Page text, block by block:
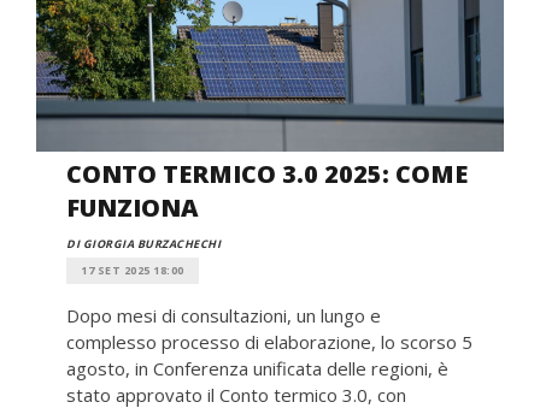
CONTO TERMICO 3.0 2025: COME
FUNZIONA
DI GIORGIA BURZACHECHI
17 SET 2025 18:00
Dopo mesi di consultazioni, un lungo e
complesso processo di elaborazione, lo scorso 5
agosto, in Conferenza unificata delle regioni, è
stato approvato il Conto termico 3.0, con